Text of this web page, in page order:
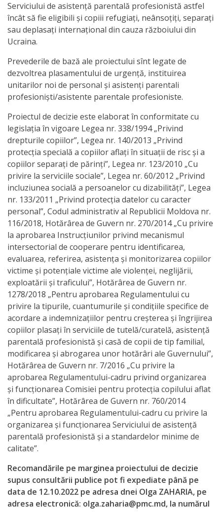
Legislație
internațională
națională
Acte
interne
Media
Comunicate
de
presă
Informații
utile
Versiunea
veche
a
paginii
web
Contacte
Serviciului de asistență parentală profesionistă astfel
încât să fie eligibili și copiii refugiați, neânsoțiți, separați
sau deplasați internațional din cauza războiului din
Ucraina.
Prevederile de bază ale proiectului sînt legate de
dezvoltrea plasamentului de urgență, instituirea
unitarilor noi de personal și asistenți parentali
profesioniști/asistente parentale profesioniste.
Proiectul de decizie este elaborat în conformitate cu
legislaţia în vigoare Legea nr. 338/1994 „Privind
drepturile copiilor”, Legea nr. 140/2013 „Privind
protecția specială a copiilor aflați în situații de risc și a
copiilor separați de părinți”, Legea nr. 123/2010 „Cu
privire la serviciile sociale”, Legea nr. 60/2012 „Privind
incluziunea socială a persoanelor cu dizabilități”, Legea
nr. 133/2011 „Privind protecția datelor cu caracter
personal”, Codul administrativ al Republicii Moldova nr.
116/2018, Hotărârea de Guvern nr. 270/2014 „Cu privire
la aprobarea Instrucţiunilor privind mecanismul
intersectorial de cooperare pentru identificarea,
evaluarea, referirea, asistenţa şi monitorizarea copiilor
victime şi potenţiale victime ale violenţei, neglijării,
exploatării şi traficului”, Hotărârea de Guvern nr.
1278/2018 „Pentru aprobarea Regulamentului cu
privire la tipurile, cuantumurile și condițiile specifice de
acordare a indemnizațiilor pentru creșterea și îngrijirea
copiilor plasați în serviciile de tutelă/curatelă, asistență
parentală profesionistă și casă de copii de tip familial,
modificarea și abrogarea unor hotărâri ale Guvernului”,
Hotărârea de Guvern nr. 7/2016 „Cu privire la
aprobarea Regulamentului-cadru privind organizarea
şi funcţionarea Comisiei pentru protecţia copilului aflat
în dificultate”, Hotărârea de Guvern nr. 760/2014
„Pentru aprobarea Regulamentului-cadru cu privire la
organizarea și funcționarea Serviciului de asistență
parentală profesionistă și a standardelor minime de
calitate”.
Recomandările pe marginea proiectului de decizie
supus consultării publice pot fi expediate până pe
data de 12.10.2022 pe adresa dnei Olga ZAHARIA, pe
adresa electronică: olga.zaharia@pmc.md, la numărul